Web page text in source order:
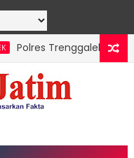
Trenggalek Padukan